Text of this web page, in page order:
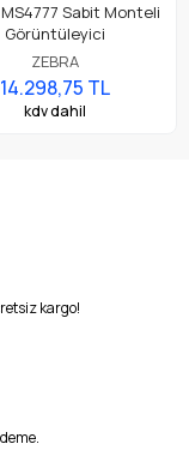
MS4777 Sabit Monteli
Görüntüleyici
ZEBRA
14.298,75 TL
kdv dahil
kargo!